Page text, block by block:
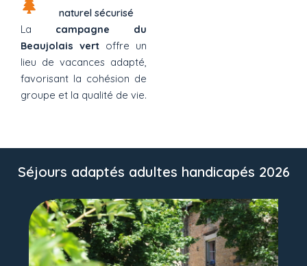
naturel sécurisé
La campagne du
Beaujolais vert offre un
lieu de vacances adapté,
favorisant la cohésion de
groupe et la qualité de vie.
Séjours adaptés adultes handicapés 2026